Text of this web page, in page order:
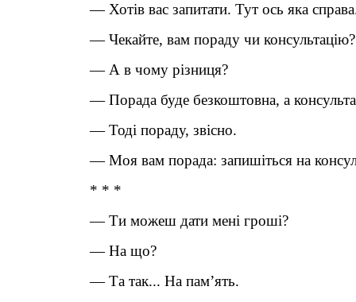
— Хотів вас запитати. Тут ось яка
— Чекайте, вам пораду чи консультацію?
— А в чому різниця?
— Порада буде безкоштовна, а
— Тоді пораду, звісно.
— Моя вам порада: запишіться на
* * *
— Ти можеш дати мені гроші?
— На що?
— Та так... На пам’ять.